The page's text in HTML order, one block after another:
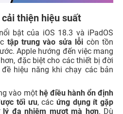
thiện hiệu suất
bật của iOS 18.3 và iPadOS
tập trung vào sửa lỗi còn tồn
Apple hướng đến việc mang
đặc biệt cho các thiết bị đời
hiệu năng khi chạy các bản
vào một hệ điều hành ổn định
tối ưu, các ứng dụng ít gặp
lý đa nhiệm mượt mà hơn. Dù